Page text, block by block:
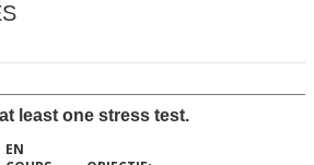
least one stress test.